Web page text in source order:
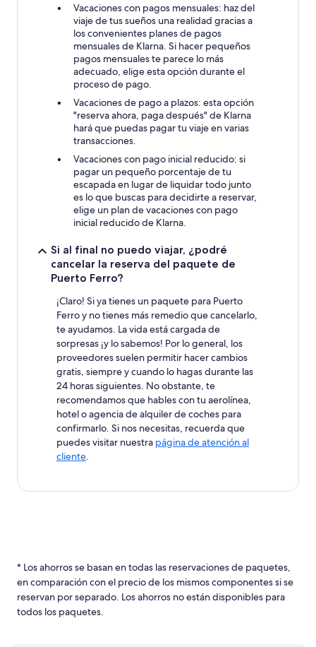
Vacaciones con pagos mensuales: haz del
viaje de tus sueños una realidad gracias a
los convenientes planes de pagos
mensuales de Klarna. Si hacer pequeños
pagos mensuales te parece lo más
adecuado, elige esta opción durante el
proceso de pago.
Vacaciones de pago a plazos: esta opción
"reserva ahora, paga después" de Klarna
hará que puedas pagar tu viaje en varias
transacciones.
Vacaciones con pago inicial reducido: si
pagar un pequeño porcentaje de tu
escapada en lugar de liquidar todo junto
es lo que buscas para decidirte a reservar,
elige un plan de vacaciones con pago
inicial reducido de Klarna.
Si al final no puedo viajar, ¿podré
cancelar la reserva del paquete de
Puerto Ferro?
¡Claro! Si ya tienes un paquete para Puerto
Ferro y no tienes más remedio que cancelarlo,
te ayudamos. La vida está cargada de
sorpresas ¡y lo sabemos! Por lo general, los
proveedores suelen permitir hacer cambios
gratis, siempre y cuando lo hagas durante las
24 horas siguientes. No obstante, te
recomendamos que hables con tu aerolínea,
hotel o agencia de alquiler de coches para
confirmarlo. Si nos necesitas, recuerda que
puedes visitar nuestra página de atención al
cliente.
* Los ahorros se basan en todas las reservaciones de paquetes,
en comparación con el precio de los mismos componentes si se
reservan por separado. Los ahorros no están disponibles para
todos los paquetes.